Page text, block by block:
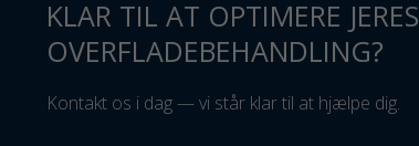
KLAR TIL AT OPTIMERE JERES
OVERFLADEBEHANDLING?
Kontakt os i dag — vi står klar til at hjælpe dig.